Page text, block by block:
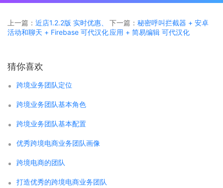
上一篇： 近店1.2.2版 实时优惠、
活动和聊天 + Firebase 可代汉化
下一篇： 秘密呼叫拦截器 + 安卓
应用 + 简易编辑 可代汉化
猜你喜欢
跨境业务团队定位
跨境业务团队基本角色
跨境业务团队基本配置
优秀跨境电商业务团队画像
跨境电商的团队
打造优秀的跨境电商业务团队